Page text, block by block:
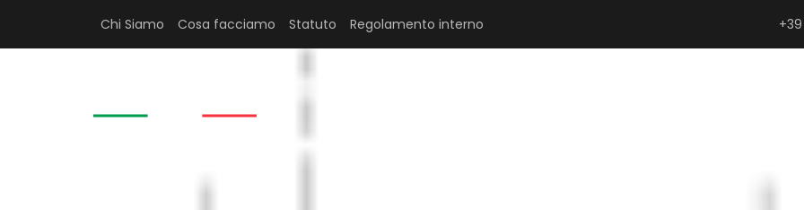
Chi Siamo Cosa facciamo Statuto Regolamento interno